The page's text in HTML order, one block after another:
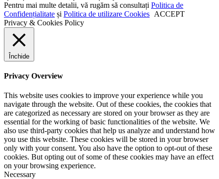
Pentru mai multe detalii, vă rugăm să consultați Politica de
Confidențialitate și Politica de utilizare Cookies ACCEPT
Privacy & Cookies Policy
Închide
Privacy Overview
This website uses cookies to improve your experience while you
navigate through the website. Out of these cookies, the cookies that
are categorized as necessary are stored on your browser as they are
essential for the working of basic functionalities of the website. We
also use third-party cookies that help us analyze and understand how
you use this website. These cookies will be stored in your browser
only with your consent. You also have the option to opt-out of these
cookies. But opting out of some of these cookies may have an effect
on your browsing experience.
Necessary